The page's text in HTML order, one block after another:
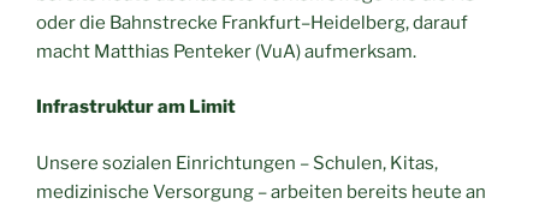
oder die Bahnstrecke Frankfurt–Heidelberg, darauf
macht Matthias Penteker (VuA) aufmerksam.
Infrastruktur am Limit
Unsere sozialen Einrichtungen – Schulen, Kitas,
medizinische Versorgung – arbeiten bereits heute an